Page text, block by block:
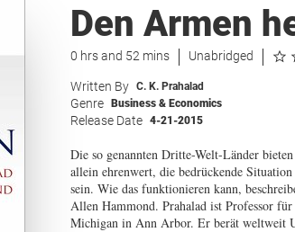
Den Armen
0 hrs and 52 mins Unabridged
Written By C. K. Prahalad
Genre Business & Economics
Release Date 4-21-2015
Die so genannten Dritte-Welt-Länder
allein ehrenwert, die bedrückende
sein. Wie das funktionieren kann,
Allen Hammond. Prahalad ist Professor
Michigan in Ann Arbor. Er berät weltweit